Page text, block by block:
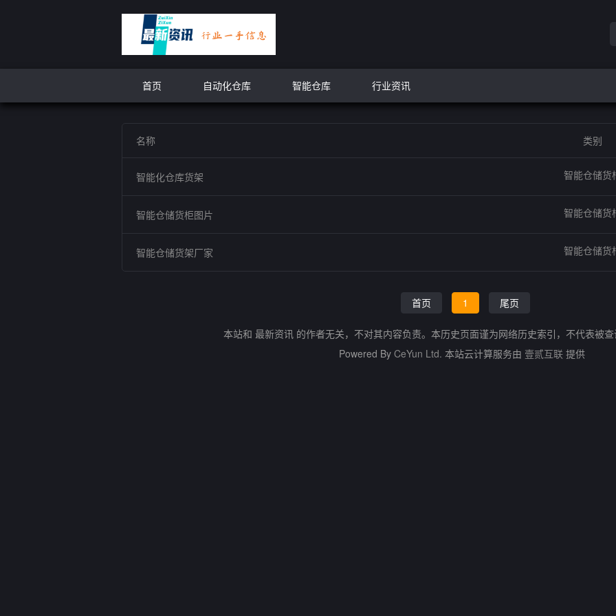
首页 自动化仓库 智能仓库 行业资讯
名称 类别
智能化仓库货架 智能仓储货
智能仓储货柜图片 智能仓储货
智能仓储货架厂家 智能仓储货
首页 1 尾页
本站和 最新资讯 的作者无关，不对其内容负责。本历史页面谨为网络历史索引，不代表被查
Powered By CeYun Ltd. 本站云计算服务由 壹贰互联 提供